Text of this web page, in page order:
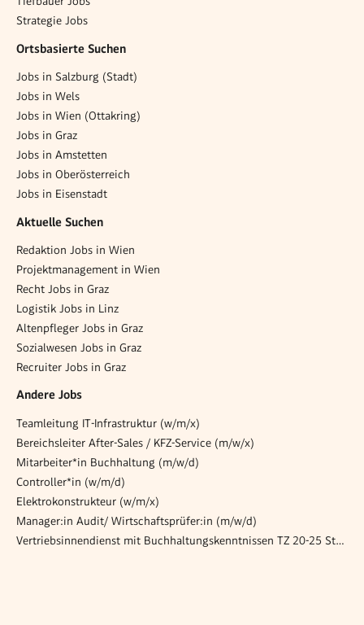
Strategie Jobs
Ortsbasierte Suchen
Jobs in Salzburg (Stadt)
Jobs in Wels
Jobs in Wien (Ottakring)
Jobs in Graz
Jobs in Amstetten
Jobs in Oberösterreich
Jobs in Eisenstadt
Aktuelle Suchen
Redaktion Jobs in Wien
Projektmanagement in Wien
Recht Jobs in Graz
Logistik Jobs in Linz
Altenpfleger Jobs in Graz
Sozialwesen Jobs in Graz
Recruiter Jobs in Graz
Andere Jobs
Teamleitung IT-Infrastruktur (w/m/x)
Bereichsleiter After-Sales / KFZ-Service (m/w/x)
Mitarbeiter*in Buchhaltung (m/w/d)
Controller*in (w/m/d)
Elektrokonstrukteur (w/m/x)
Manager:in Audit/ Wirtschaftsprüfer:in (m/w/d)
Vertriebsinnendienst mit Buchhaltungskenntnissen TZ 20-25 Stunden m/w/d